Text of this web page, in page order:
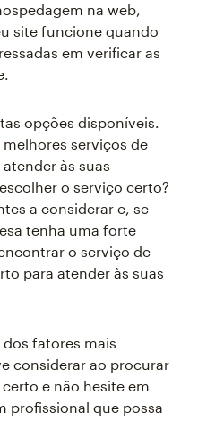
na web,
site funcione quando
em verificar as
opções disponíveis.
serviços de
às suas
o serviço certo?
a considerar e, se
tenha uma forte
o serviço de
para atender às suas
fatores mais
considerar ao procurar
e não hesite em
profissional que possa